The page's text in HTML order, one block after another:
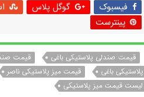
فیسبوک گوگل پلاس
پینترست
قیمت صندلی پلاستیکی باغی
قیمت
باغی قیمت میز پلاستیکی ناصر
لیست قیمت میز پلاستیکی